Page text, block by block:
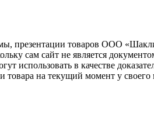
презентации товаров ООО
сам сайт не является
использовать в качестве
товара на текущий момент у своего